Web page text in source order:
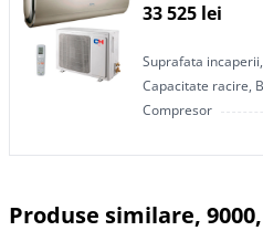
33 525 lei
Suprafata
Capacitate racire,
Compresor
Produse similare,